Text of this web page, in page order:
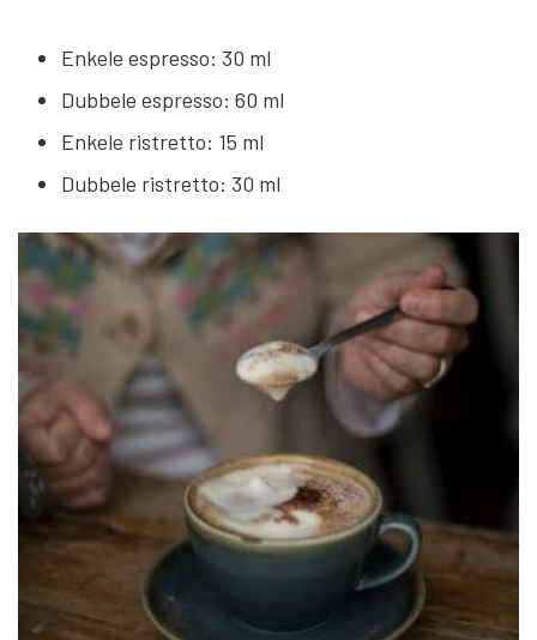
Enkele espresso: 30 ml
Dubbele espresso: 60 ml
Enkele ristretto: 15 ml
Dubbele ristretto: 30 ml